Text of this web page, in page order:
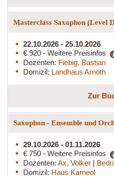
Masterclass Saxophon (Level
22.10.2026 - 25.10.2026
€ 920 - Weitere Preisinfos
Dozenten: Fiebig, Bastian
Domizil: Landhaus Arnoth
Zur
Saxophon - Ensemble und
29.10.2026 - 01.11.2026
€ 750 - Weitere Preisinfos
Dozenten: Ax, Volker |
Domizil: Haus Karneol